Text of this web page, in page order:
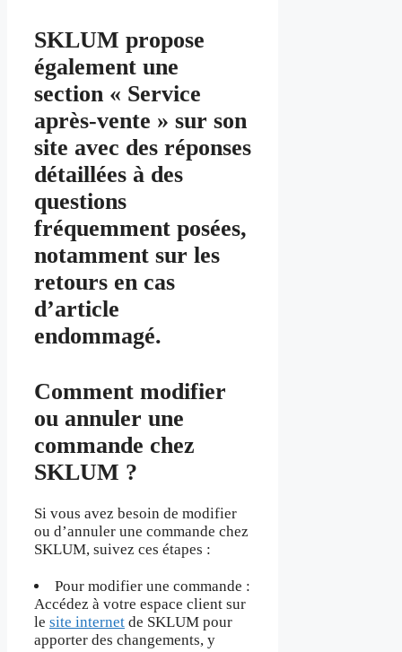
SKLUM propose
également une
section « Service
après-vente » sur son
site avec des réponses
détaillées à des
questions
fréquemment posées,
notamment sur les
retours en cas
d’article
endommagé.
Comment modifier
ou annuler une
commande chez
SKLUM ?
Si vous avez besoin de modifier
ou d’annuler une commande chez
SKLUM, suivez ces étapes :
Pour modifier une commande :
Accédez à votre espace client sur
le site internet de SKLUM pour
apporter des changements, y